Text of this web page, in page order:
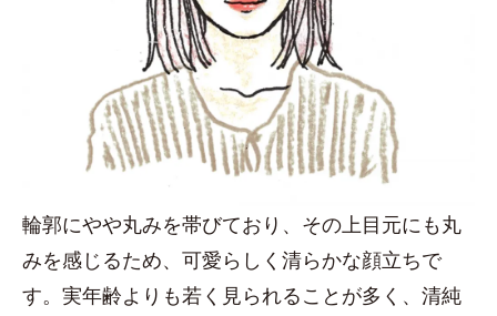
輪郭にやや丸みを帯びており、その上目元にも丸
みを感じるため、可愛らしく清らかな顔立ちで
す。実年齢よりも若く見られることが多く、清純